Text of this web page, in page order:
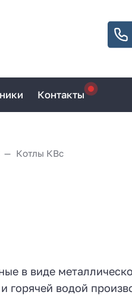
Контакты
Котлы КВс
в виде
горячей водой